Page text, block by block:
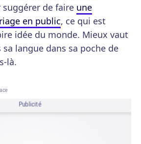
de faire une
en public, ce qui est
idée du monde. Mieux vaut
langue dans sa poche de
là.
Publicité